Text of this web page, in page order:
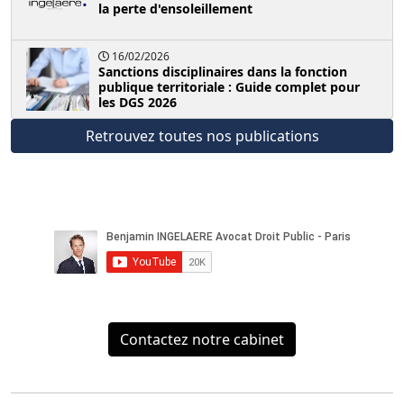
la perte d'ensoleillement
16/02/2026
Sanctions disciplinaires dans la fonction
publique territoriale : Guide complet pour
les DGS 2026
Retrouvez toutes nos publications
Contactez notre cabinet